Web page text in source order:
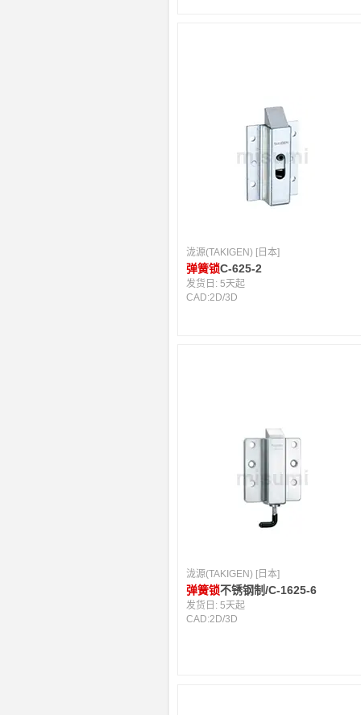
泷源(TAKIGEN) [日本]
弹簧锁C-625-2
发货日:5天起
CAD:2D/3D
泷源(TAKIGEN) [日本]
弹簧锁不锈钢制/C-1625-6
发货日:5天起
CAD:2D/3D